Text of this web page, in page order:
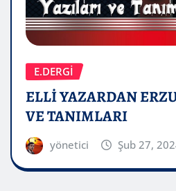
E.DERGİ
ELLİ YAZARDAN
VE TANIMLARI
yönetici Şub 27,